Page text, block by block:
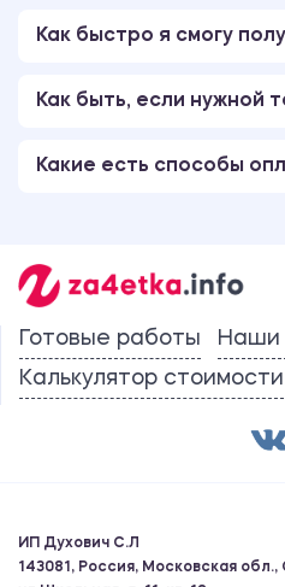
Как быстро я смогу
Как быть, если нужной
Какие есть способы
Готовые работы
Наши
Калькулятор стоимости
ИП Духович С.Л
143081, Россия, Московская